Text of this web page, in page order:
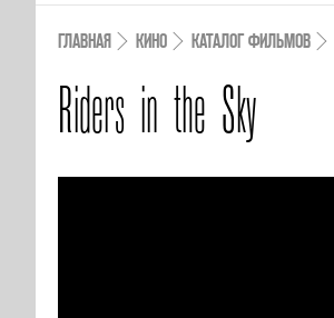
ГЛАВНАЯ КИНО КАТАЛОГ ФИЛЬМОВ
Riders in the Sky